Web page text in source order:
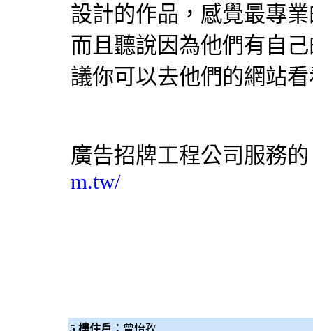
設計的作品，感覺最專
而且聽說因為他們有自
議你可以去他們的網站
廣告招牌工程公司服務
m.tw/
5 樓住戶： 曾怡孜